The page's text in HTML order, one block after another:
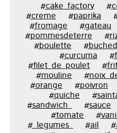
#cake_factory
#creme
#paprika
#fromage
#gateau
#pommesdeterre
#boulette
#curcuma
#filet_de_poulet
#mouline
#orange
#poivron
#quiche
#sandwich_
#sauce
#tomate
#_legumes_
#ail